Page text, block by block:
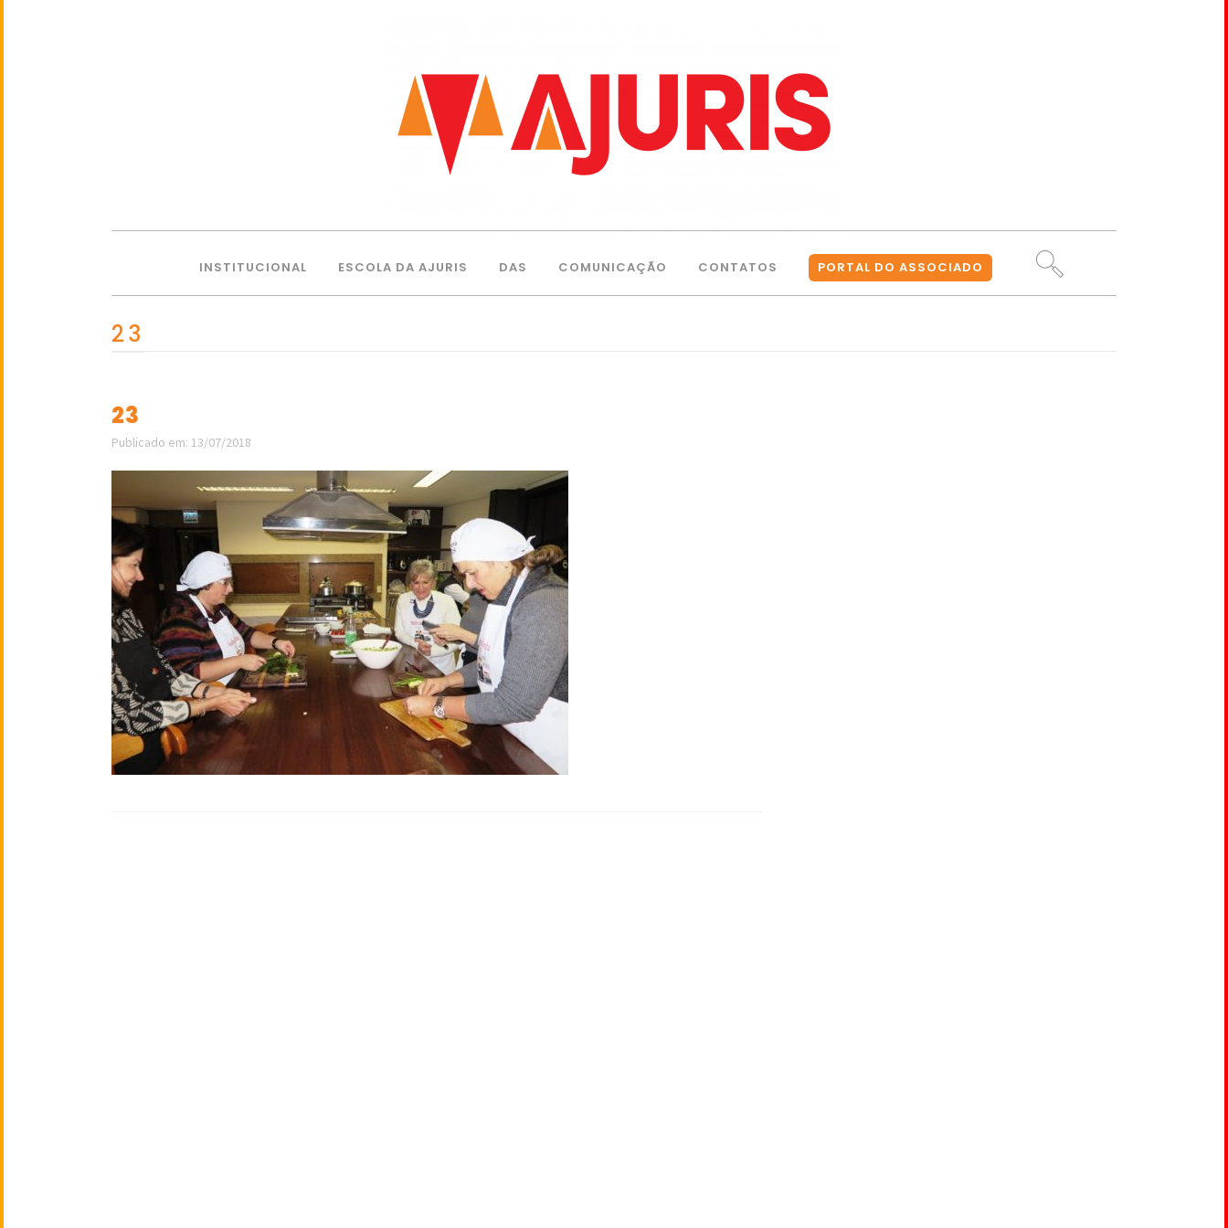
INSTITUCIONAL ESCOLA DA AJURIS DAS COMUNICAÇÃO CONTATOS PORTAL DO ASSOCIADO
23
23
Publicado em: 13/07/2018